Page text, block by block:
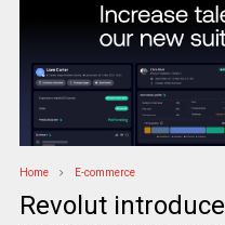
Home E-commerce
Revolut